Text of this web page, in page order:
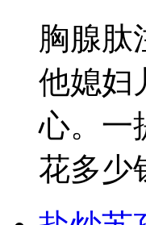
胸腺肽
他媳妇
心。一
花多少